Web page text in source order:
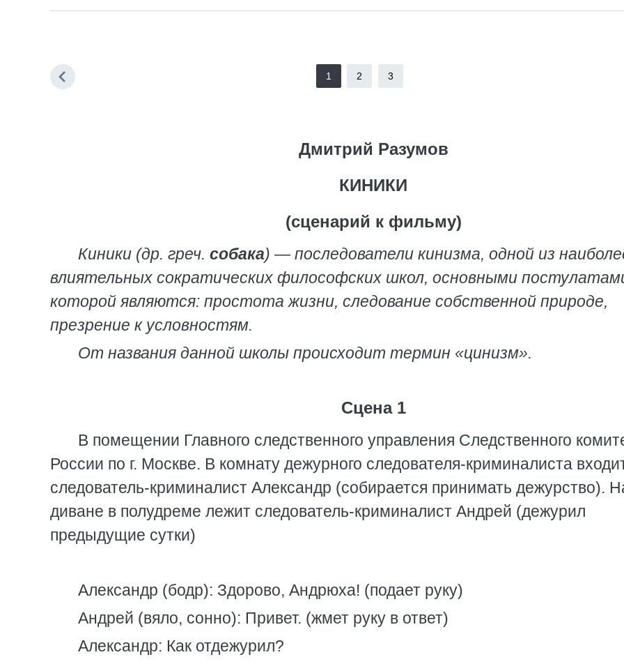
1 2 3
Дмитрий Разумов
КИНИКИ
(сценарий к фильму)
Киники (др. греч. собака) — последователи кинизма, одной из
влиятельных сократических философских школ, основными
которой являются: простота жизни, следование собственной природе,
презрение к условностям.
От названия данной школы происходит термин «цинизм».
Сцена 1
В помещении Главного следственного управления Следственного
России по г. Москве. В комнату дежурного следователя-криминалиста
следователь-криминалист Александр (собирается принимать дежурство).
диване в полудреме лежит следователь-криминалист Андрей (дежурил
предыдущие сутки)
Александр (бодр): Здорово, Андрюха! (подает руку)
Андрей (вяло, сонно): Привет. (жмет руку в ответ)
Александр: Как отдежурил?